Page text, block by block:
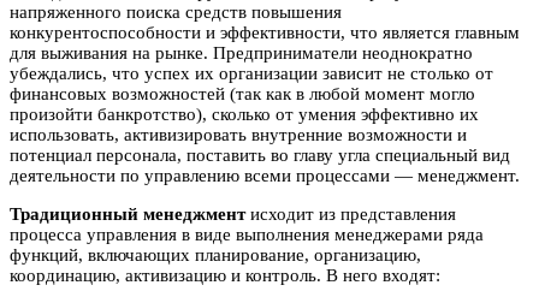
напряженного поиска средств повышения
конкурентоспособности и эффективности, что является главным
для выживания на рынке. Предприниматели неоднократно
убеждались, что успех их организации зависит не столько от
финансовых возможностей (так как в любой момент могло
произойти банкротство), сколько от умения эффективно их
использовать, активизировать внутренние возможности и
потенциал персонала, поставить во главу угла специальный вид
деятельности по управлению всеми процессами — менеджмент.
Традиционный менеджментисходит из представления
процесса управления в виде выполнения менеджерами ряда
функций, включающих планирование, организацию,
координацию, активизацию и контроль. В него входят: